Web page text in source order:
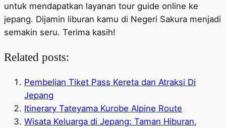
untuk mendapatkan layanan tour guide online ke
jepang. Dijamin liburan kamu di Negeri Sakura menjadi
semakin seru. Terima kasih!
Related posts:
Pembelian Tiket Pass Kereta dan Atraksi Di
Jepang
Itinerary Tateyama Kurobe Alpine Route
Wisata Keluarga di Jepang: Taman Hiburan,